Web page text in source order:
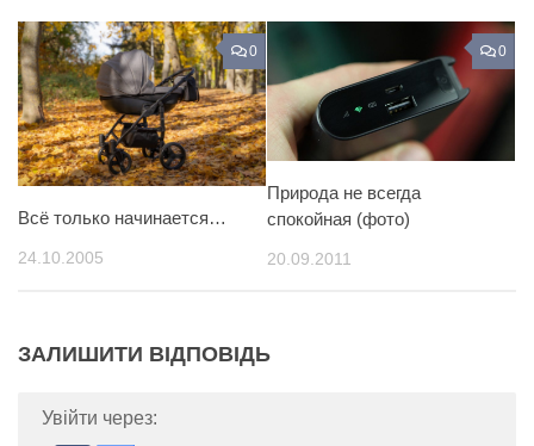
0
Всё только начинается…
24.10.2005
0
Природа не всегда
спокойная (фото)
20.09.2011
ЗАЛИШИТИ ВІДПОВІДЬ
Увійти через: